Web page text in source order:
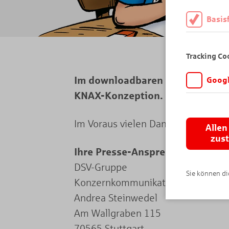
Im downloadbaren PDF finden
KNAX-Konzeption.
Im Voraus vielen Dank für
Ihre Presse-Ansprechpartnerin
DSV-Gruppe
Konzernkommunikation
Andrea Steinwedel
Am Wallgraben 115
Tracking
Analytics.
wird vor der
Allen
Sie können